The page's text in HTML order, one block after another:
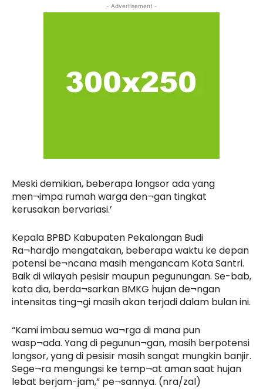
- Advertisement -
Meski demikian, beberapa longsor ada yang
men¬impa rumah warga den¬gan tingkat
kerusakan bervariasi.’
Kepala BPBD Kabupaten Pekalongan Budi
Ra¬hardjo mengatakan, beberapa waktu ke depan
potensi be¬ncana masih mengancam Kota Santri.
Baik di wilayah pesisir maupun pegunungan. Se-bab,
kata dia, berda¬sarkan BMKG hujan de¬ngan
intensitas ting¬gi masih akan terjadi dalam bulan ini.
“Kami imbau semua wa¬rga di mana pun
wasp¬ada. Yang di pegunun¬gan, masih berpotensi
longsor, yang di pesisir masih sangat mungkin banjir.
Sege¬ra mengungsi ke temp¬at aman saat hujan
lebat berjam-jam,” pe¬sannya. (nra/zal)